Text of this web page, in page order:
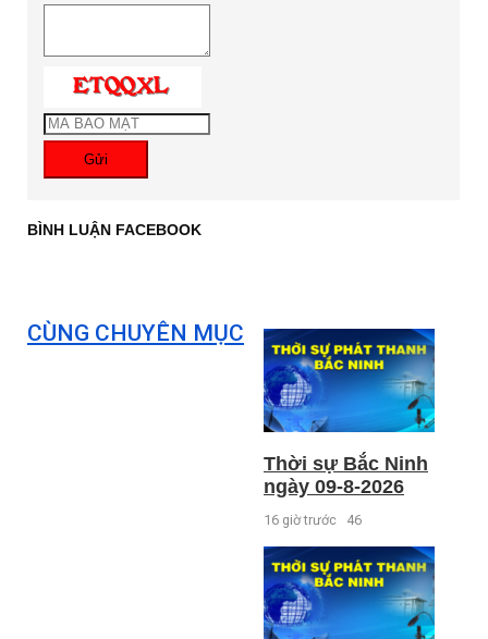
Gửi
BÌNH LUẬN FACEBOOK
CÙNG CHUYÊN MỤC
Thời sự Bắc Ninh
ngày 09-8-2026
16 giờ trước 46